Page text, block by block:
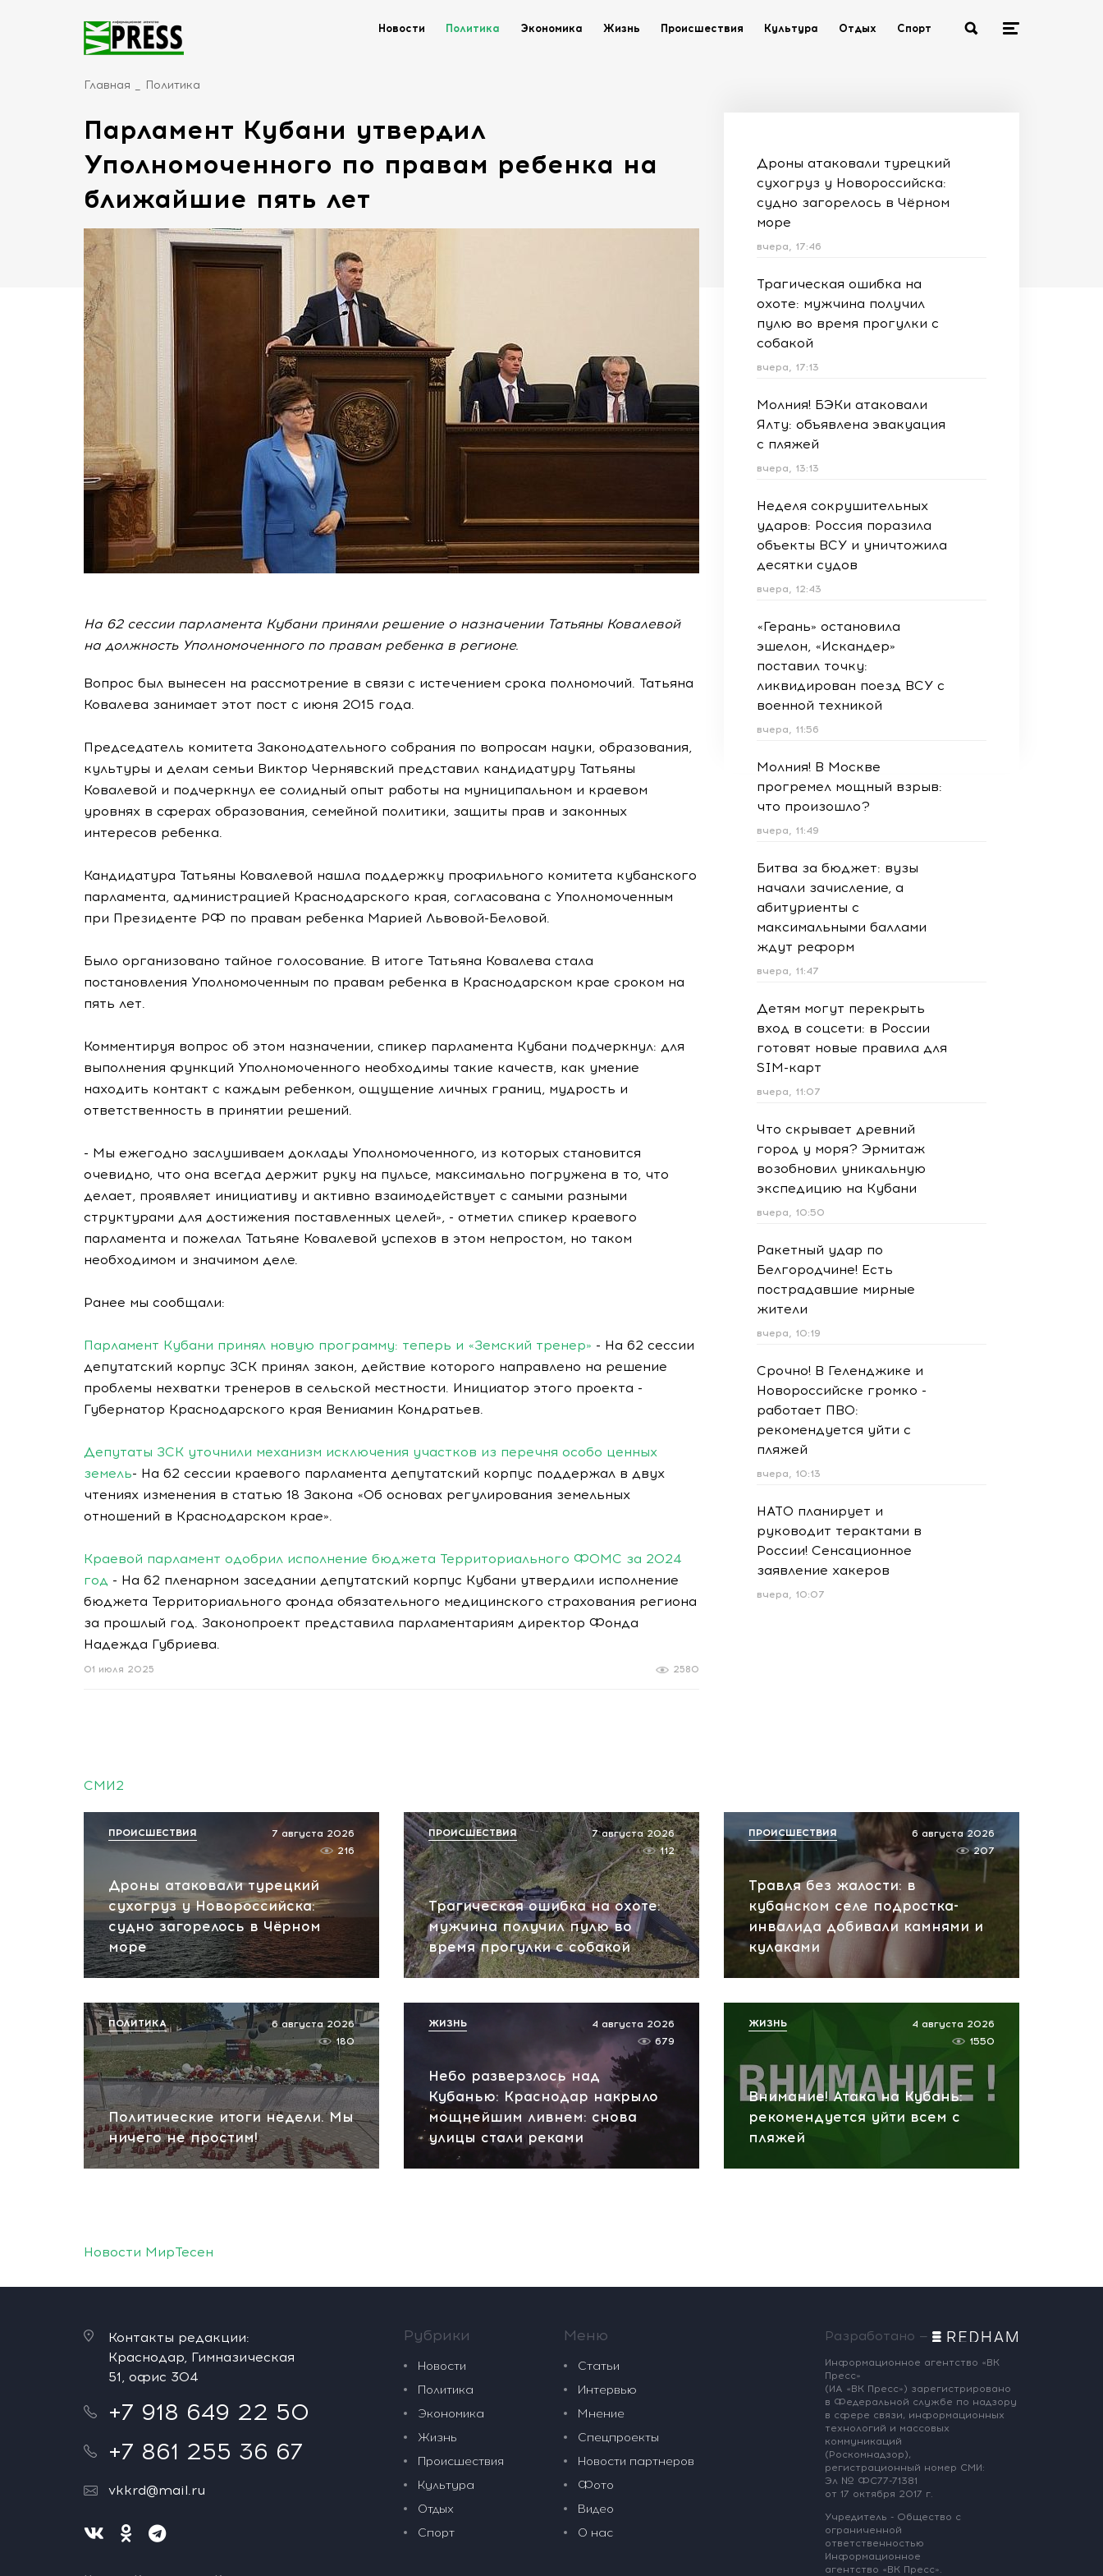
Новости Политика Экономика Жизнь Происшествия Культура Отдых Спорт
Главная Политика
Парламент Кубани утвердил
Уполномоченного по правам ребенка на
ближайшие пять лет
На 62 сессии парламента Кубани приняли решение о назначении Татьяны Ковалевой
на должность Уполномоченного по правам ребенка в регионе.
Вопрос был вынесен на рассмотрение в связи с истечением срока полномочий. Татьяна
Ковалева занимает этот пост с июня 2015 года.
Председатель комитета Законодательного собрания по вопросам науки, образования,
культуры и делам семьи Виктор Чернявский представил кандидатуру Татьяны
Ковалевой и подчеркнул ее солидный опыт работы на муниципальном и краевом
уровнях в сферах образования, семейной политики, защиты прав и законных
интересов ребенка.
Кандидатура Татьяны Ковалевой нашла поддержку профильного комитета кубанского
парламента, администрацией Краснодарского края, согласована с Уполномоченным
при Президенте РФ по правам ребенка Марией Львовой-Беловой.
Было организовано тайное голосование. В итоге Татьяна Ковалева стала
постановления Уполномоченным по правам ребенка в Краснодарском крае сроком на
пять лет.
Комментируя вопрос об этом назначении, спикер парламента Кубани подчеркнул: для
выполнения функций Уполномоченного необходимы такие качеств, как умение
находить контакт с каждым ребенком, ощущение личных границ, мудрость и
ответственность в принятии решений.
- Мы ежегодно заслушиваем доклады Уполномоченного, из которых становится
очевидно, что она всегда держит руку на пульсе, максимально погружена в то, что
делает, проявляет инициативу и активно взаимодействует с самыми разными
структурами для достижения поставленных целей», - отметил спикер краевого
парламента и пожелал Татьяне Ковалевой успехов в этом непростом, но таком
необходимом и значимом деле.
Ранее мы сообщали:
Парламент Кубани принял новую программу: теперь и «Земский тренер» - На 62 сессии
депутатский корпус ЗСК принял закон, действие которого направлено на решение
проблемы нехватки тренеров в сельской местности. Инициатор этого проекта -
Губернатор Краснодарского края Вениамин Кондратьев.
Депутаты ЗСК уточнили механизм исключения участков из перечня особо ценных
земель- На 62 сессии краевого парламента депутатский корпус поддержал в двух
чтениях изменения в статью 18 Закона «Об основах регулирования земельных
отношений в Краснодарском крае».
Краевой парламент одобрил исполнение бюджета Территориального ФОМС за 2024
год - На 62 пленарном заседании депутатский корпус Кубани утвердили исполнение
бюджета Территориального фонда обязательного медицинского страхования региона
за прошлый год. Законопроект представила парламентариям директор Фонда
Надежда Губриева.
2580
01 июля 2025
Дроны атаковали турецкий
сухогруз у Новороссийска:
судно загорелось в Чёрном
море
вчера, 17:46
Трагическая ошибка на
охоте: мужчина получил
пулю во время прогулки с
собакой
вчера, 17:13
Молния! БЭКи атаковали
Ялту: объявлена эвакуация
с пляжей
вчера, 13:13
Неделя сокрушительных
ударов: Россия поразила
объекты ВСУ и уничтожила
десятки судов
вчера, 12:43
«Герань» остановила
эшелон, «Искандер»
поставил точку:
ликвидирован поезд ВСУ с
военной техникой
вчера, 11:56
Молния! В Москве
прогремел мощный взрыв:
что произошло?
вчера, 11:49
Битва за бюджет: вузы
начали зачисление, а
абитуриенты с
максимальными баллами
ждут реформ
вчера, 11:47
Детям могут перекрыть
вход в соцсети: в России
готовят новые правила для
SIM-карт
вчера, 11:07
Что скрывает древний
город у моря? Эрмитаж
возобновил уникальную
экспедицию на Кубани
вчера, 10:50
Ракетный удар по
Белгородчине! Есть
пострадавшие мирные
жители
вчера, 10:19
Срочно! В Геленджике и
Новороссийске громко -
работает ПВО:
рекомендуется уйти с
пляжей
вчера, 10:13
НАТО планирует и
руководит терактами в
России! Сенсационное
заявление хакеров
вчера, 10:07
СМИ2
Дроны атаковали турецкий
сухогруз у Новороссийска:
судно загорелось в Чёрном
море
7 августа 2026
216
ПРОИСШЕСТВИЯ
Трагическая ошибка на охоте:
мужчина получил пулю во
время прогулки с собакой
7 августа 2026
112
ПРОИСШЕСТВИЯ
Травля без жалости: в
кубанском селе подростка-
инвалида добивали камнями и
кулаками
6 августа 2026
207
ПРОИСШЕСТВИЯ
Политические итоги недели. Мы
ничего не простим!
6 августа 2026
180
ПОЛИТИКА
Небо разверзлось над
Кубанью: Краснодар накрыло
мощнейшим ливнем: снова
улицы стали реками
4 августа 2026
679
ЖИЗНЬ
Внимание! Атака на Кубань:
рекомендуется уйти всем с
пляжей
4 августа 2026
1550
ЖИЗНЬ
Новости МирТесен
Контакты редакции:
Краснодар, Гимназическая
51, офис 304
+7 918 649 22 50
+7 861 255 36 67
vkkrd@mail.ru
Рубрики
Новости
Политика
Экономика
Жизнь
Происшествия
Культура
Отдых
Спорт
Меню
Статьи
Интервью
Мнение
Спецпроекты
Новости партнеров
Фото
Видео
О нас
Разработано —
Информационное агентство «ВК
Пресс»
(ИА «ВК Пресс») зарегистрировано
в Федеральной службе по надзору
в сфере связи, информационных
технологий и массовых
коммуникаций
(Роскомнадзор),
регистрационный номер СМИ:
Эл № ФС77-71381
от 17 октября 2017 г.
Учредитель - Общество с
ограниченной
ответственностью
Информационное
агентство «ВК Пресс».